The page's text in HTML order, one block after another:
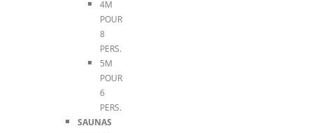
4M
POUR
8
PERS.
5M
POUR
6
PERS.
SAUNAS